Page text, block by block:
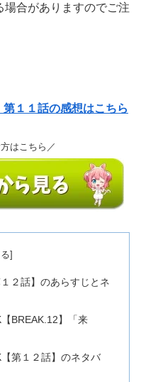
場合がありますのでご注
１１話の感想はこちら
はこちら／
２話】のあらすじとネ
BREAK.12】「来
第１２話】のネタバ